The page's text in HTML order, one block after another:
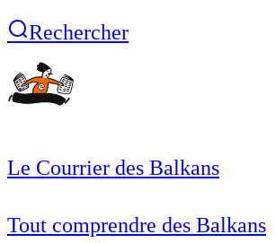
Rechercher
Le Courrier des Balkans
Tout comprendre des Balkans